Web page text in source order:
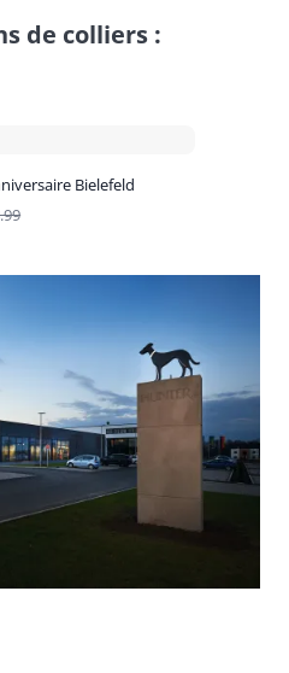
de colliers :
Bielefeld